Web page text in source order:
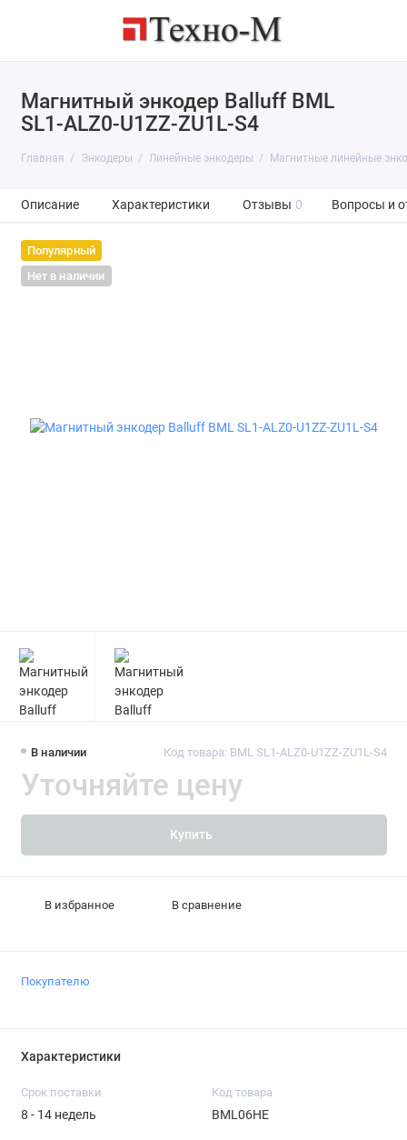
Магнитный энкодер Balluff BML
SL1-ALZ0-U1ZZ-ZU1L-S4
Главная Энкодеры Линейные энкодеры Магнитные линейные
Описание Характеристики Отзывы 0 Вопросы и
Популярный
Нет в наличии
В наличии Код товара: BML SL1-ALZ0-U1ZZ-ZU1L-S4
Уточняйте цену
Купить
В избранное В сравнение
Покупателю
Характеристики
Срок поставки
8 - 14 недель
Код товара
BML06HE